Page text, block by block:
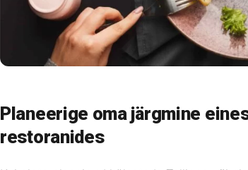
Planeerige oma järgmine
restoranides